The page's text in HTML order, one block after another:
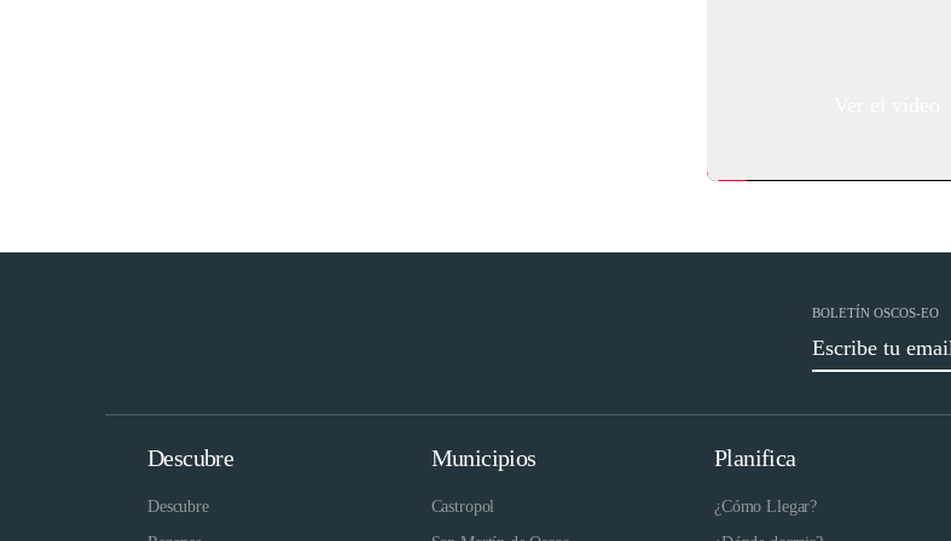
BOLETÍN OSCOS-EO
Descubre
Descubre
Municipios
Castropol
Planifica
¿Cómo Llegar?